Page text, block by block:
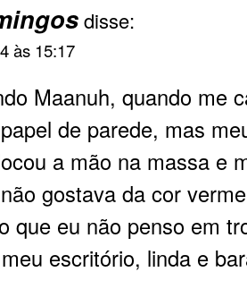
disse:
às 15:17
Maanuh, quando me
de parede, mas
a mão na massa e
gostava da cor
que eu não penso em
escritório, linda e